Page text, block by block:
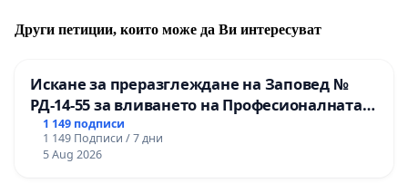
Други петиции, които може да Ви интересуват
Искане за преразглеждане на Заповед №
РД-14-55 за вливането на Професионалната
гимназия по промишлени технологии в
Професионалната гимназия по икономика и
мениджмънт – гр. Пазарджик
1 149 подписи
1 149 Подписи / 7 дни
5 Aug 2026